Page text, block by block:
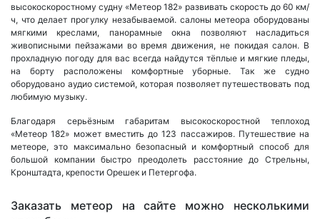
высокоскоростному судну «Метеор 182» развивать скорость до 60 км/
ч, что делает прогулку незабываемой. салоны метеора оборудованы
мягкими креслами, панорамные окна позволяют насладиться
живописными пейзажами во время движения, не покидая салон. В
прохладную погоду для вас всегда найдутся тёплые и мягкие пледы,
на борту расположены комфортные уборные. Так же судно
оборудовано аудио системой, которая позволяет путешествовать под
любимую музыку.
Благодаря серьёзным габаритам высокоскоростной теплоход
«Метеор 182» может вместить до 123 пассажиров. Путешествие на
метеоре, это максимально безопасный и комфортный способ для
большой компании быстро преодолеть расстояние до Стрельны,
Кронштадта, крепости Орешек и Петергофа.
Заказать метеор на сайте можно несколькими